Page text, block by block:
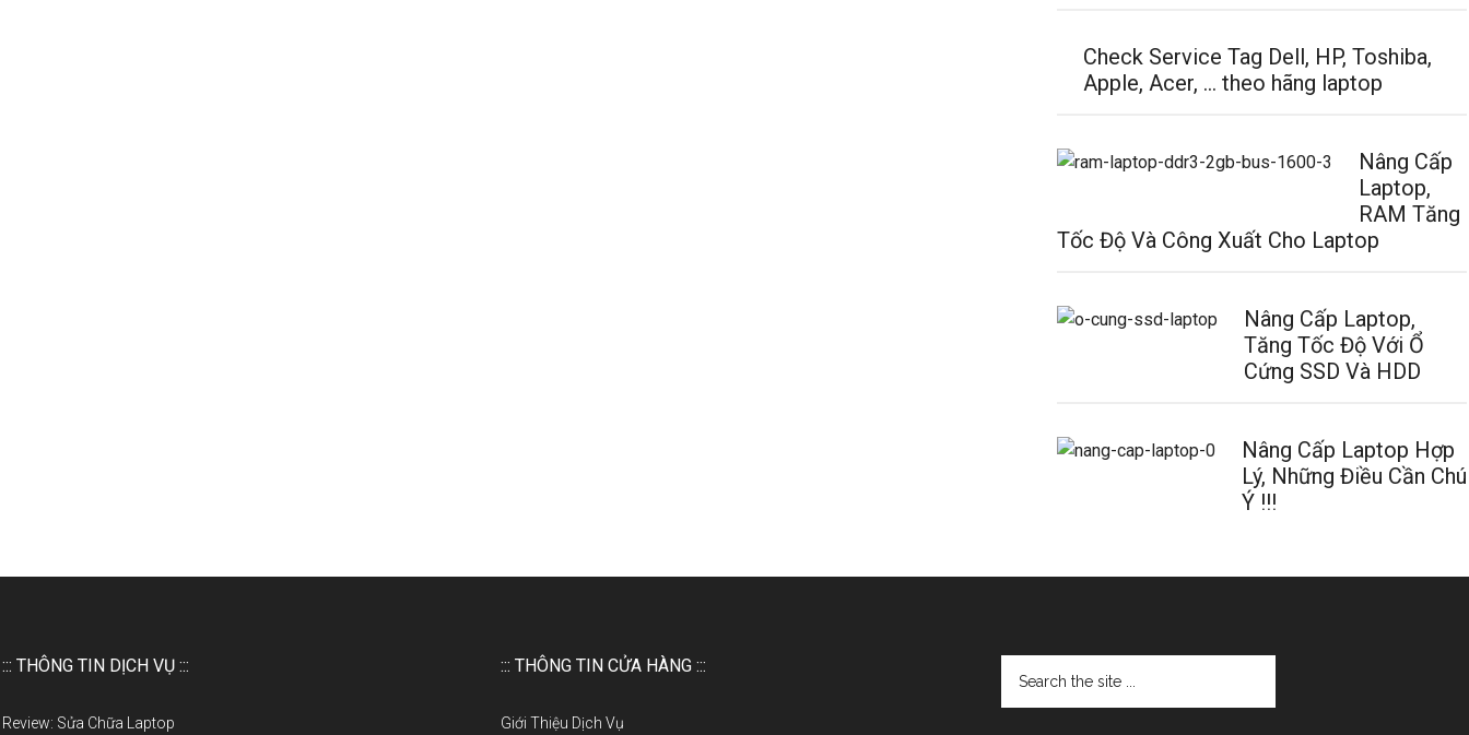
Check Service Tag Dell, HP, Toshiba,
Apple, Acer, … theo hãng laptop
Nâng Cấp
Laptop,
RAM Tăng
Tốc Độ Và Công Xuất Cho Laptop
Nâng Cấp Laptop,
Tăng Tốc Độ Với Ổ
Cứng SSD Và HDD
Nâng Cấp Laptop Hợp
Lý, Những Điều Cần Chú
Ý !!!
::: THÔNG TIN DỊCH VỤ :::
Review: Sửa Chữa Laptop
::: THÔNG TIN CỬA HÀNG :::
Giới Thiệu Dịch Vụ